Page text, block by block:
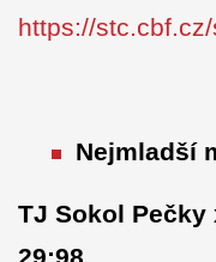
https://
Nejmladší
TJ Sokol Pečky